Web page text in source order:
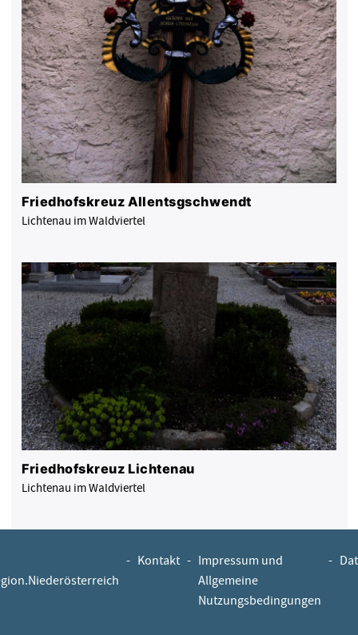
Friedhofskreuz Allentsgschwendt
Lichtenau im Waldviertel
Friedhofskreuz Lichtenau
Lichtenau im Waldviertel
- Kontakt - Impressum und
Allgemeine
Nutzungsbedingungen
-